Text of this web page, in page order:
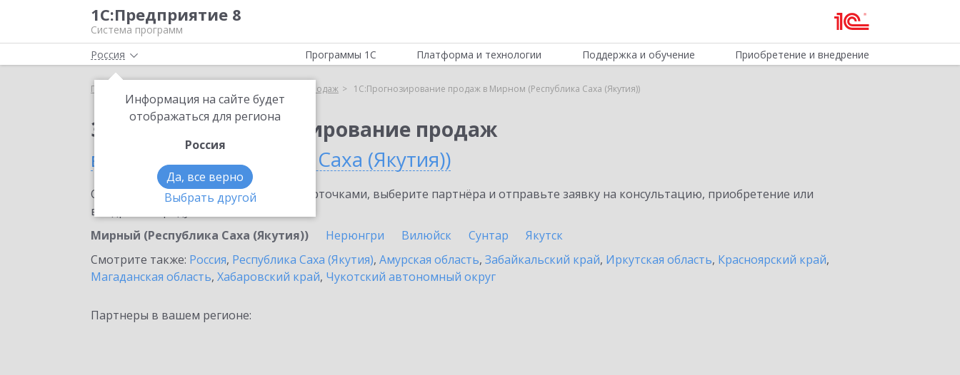
1С:Предприятие 8
Система программ
Россия
Информация на сайте будет
отображаться для региона
Россия
Да, все верно
Выбрать другой
Программы 1С Платформа и технологии Поддержка и обучение Приобретение и внедрение
Главная 1С:Прогнозирование продаж 1С:Прогнозирование продаж в Мирном (Республика Саха (Якутия))
Заказать 1С:Прогнозирование продаж
в Мирном (Республика Саха (Якутия))
Ознакомьтесь с информационными карточками, выберите партнёра и отправьте заявку на консультацию, приобретение или
внедрение продукта.
Мирный (Республика Саха (Якутия))
Нерюнгри Вилюйск Сунтар
Якутск
Смотрите также: Россия, Республика Саха (Якутия), Амурская область, Забайкальский край, Иркутская область, Красноярский край,
Магаданская область, Хабаровский край, Чукотский автономный округ
Партнеры в вашем регионе: